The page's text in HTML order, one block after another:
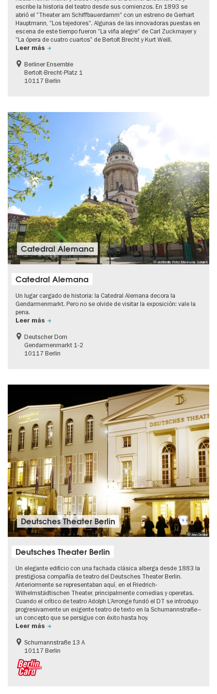
escribe la historia del teatro desde sus comienzos. En 1893 se
abrió el "Theater am Schiffbauerdamm" con un estreno de Gerhart
Hauptmann, "Los tejedores". Algunas de las innovadoras puestas en
escena de este tiempo fueron "La viña alegre" de Carl Zuckmayer y
"La ópera de cuatro cuartos" de Bertolt Brecht y Kurt Weill.
Leer más
Berliner Ensemble
Bertolt-Brecht-Platz 1
10117 Berlin
© visitBerlin, Foto: Maxi-Lena Schuleit
Catedral Alemana
Catedral Alemana
Un lugar cargado de historia: la Catedral Alemana decora la
Gendarmenmarkt. Pero no se olvide de visitar la exposición: vale la
pena.
Leer más
Deutscher Dom
Gendarmenmarkt 1-2
10117 Berlin
© Arno Declair
Deutsches Theater Berlin
Deutsches Theater Berlin
Un elegante edificio con una fachada clásica alberga desde 1883 la
prestigiosa compañía de teatro del Deutsches Theater Berlin.
Anteriormente se representaban aquí, en el Friedrich-
Wilhelmstädtischen Theater, principalmente comedias y operetas.
Cuando el crítico de teatro Adolph L’Arronge fundó el DT se introdujo
progresivamente un exigente teatro de texto en la Schumannstraße–
un concepto que se persigue con éxito hasta hoy.
Leer más
Schumannstraße 13 A
10117 Berlin